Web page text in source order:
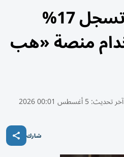
«كهرباء دبي» تسجل 17%
منصة «هب
آخر تحديث:5 أغسطس 00:01 2026
شارك